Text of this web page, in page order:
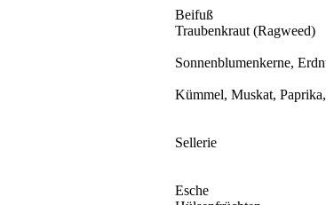
Beifuß
Traubenkraut (Ragweed)
Sonnenblumenkerne,
Kümmel, Muskat,
Sellerie
Esche